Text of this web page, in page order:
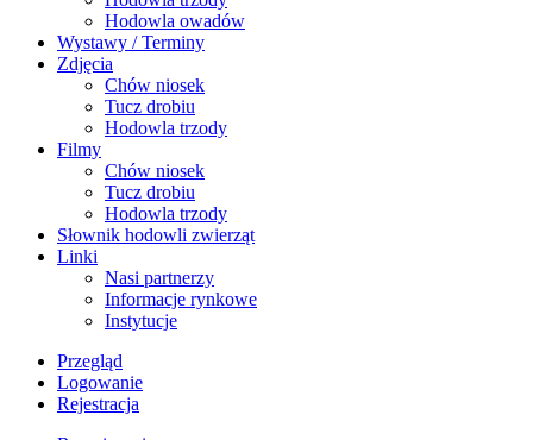
Hodowla owadów
Wystawy / Terminy
Zdjęcia
Chów niosek
Tucz drobiu
Hodowla trzody
Filmy
Chów niosek
Tucz drobiu
Hodowla trzody
Słownik hodowli zwierząt
Linki
Nasi partnerzy
Informacje rynkowe
Instytucje
Przegląd
Logowanie
Rejestracja